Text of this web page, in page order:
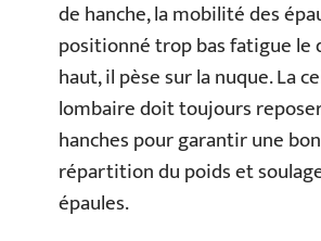
de hanche, la mobilité des
positionné trop bas fatigue le
haut, il pèse sur la nuque. La
lombaire doit toujours
hanches pour garantir une
répartition du poids et
épaules.